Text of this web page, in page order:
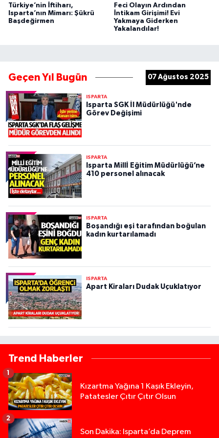
Türkiye’nin İftiharı,
Isparta’nın Mimarı: Şükrü
Başdeğirmen
Feci Olayın Ardından
İntikam Girişimi! Evi
Yakmaya Giderken
Yakalandılar!
Geçen Yıl Bugün 07 Ağustos 2025
ISPARTA
Isparta SGK İl Müdürlüğü'nde
Görev Değişimi
ISPARTA
Isparta Millİ Eğitim Müdürlüğü’ne
410 personel alınacak
ISPARTA
Boşandığı eşi tarafından boğulan
kadın kurtarılamadı
ISPARTA
Apart Kiraları Dudak Uçuklatıyor
Trend Haberler
Kızartma Yağına 1 Kaşık Ekleyin,
Patatesler Çıtır Çıtır Olsun
1
Son Dakika: Isparta’da Deprem
2